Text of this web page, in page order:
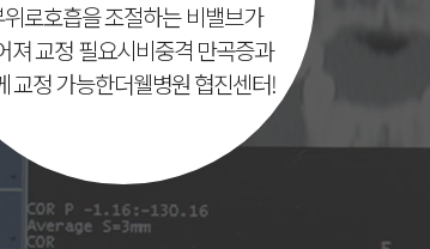
로호흡을 조절하는 비밸브가
져 교정 필요시비중격 만곡증과
교정 가능한더웰병원 협진센터!